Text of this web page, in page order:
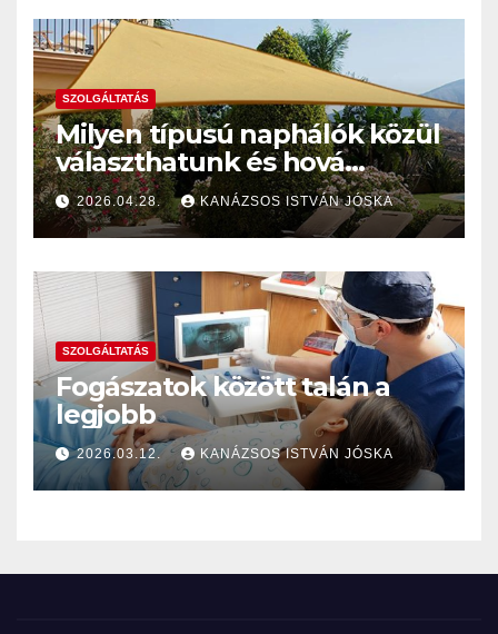
SZOLGÁLTATÁS
Milyen típusú naphálók közül
választhatunk és hová
szereltessünk naphálót
napellenző helyett?
2026.04.28. KANÁZSOS ISTVÁN JÓSKA
SZOLGÁLTATÁS
Fogászatok között talán a
legjobb
2026.03.12. KANÁZSOS ISTVÁN JÓSKA